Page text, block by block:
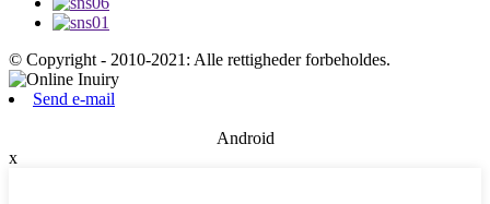
© Copyright - 2010-2021: Alle rettigheder forbeholdes.
Send e-mail
Android
x